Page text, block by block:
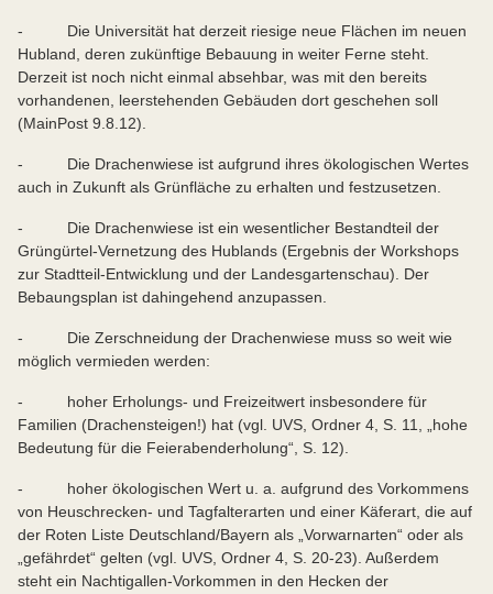
- Die Universität hat derzeit riesige neue Flächen im neuen
Hubland, deren zukünftige Bebauung in weiter Ferne steht.
Derzeit ist noch nicht einmal absehbar, was mit den bereits
vorhandenen, leerstehenden Gebäuden dort geschehen soll
(MainPost 9.8.12).
- Die Drachenwiese ist aufgrund ihres ökologischen Wertes
auch in Zukunft als Grünfläche zu erhalten und festzusetzen.
- Die Drachenwiese ist ein wesentlicher Bestandteil der
Grüngürtel-Vernetzung des Hublands (Ergebnis der Workshops
zur Stadtteil-Entwicklung und der Landesgartenschau). Der
Bebaungsplan ist dahingehend anzupassen.
- Die Zerschneidung der Drachenwiese muss so weit wie
möglich vermieden werden:
- hoher Erholungs- und Freizeitwert insbesondere für
Familien (Drachensteigen!) hat (vgl. UVS, Ordner 4, S. 11, „hohe
Bedeutung für die Feierabenderholung“, S. 12).
- hoher ökologischen Wert u. a. aufgrund des Vorkommens
von Heuschrecken- und Tagfalterarten und einer Käferart, die auf
der Roten Liste Deutschland/Bayern als „Vorwarnarten“ oder als
„gefährdet“ gelten (vgl. UVS, Ordner 4, S. 20-23). Außerdem
steht ein Nachtigallen-Vorkommen in den Hecken der